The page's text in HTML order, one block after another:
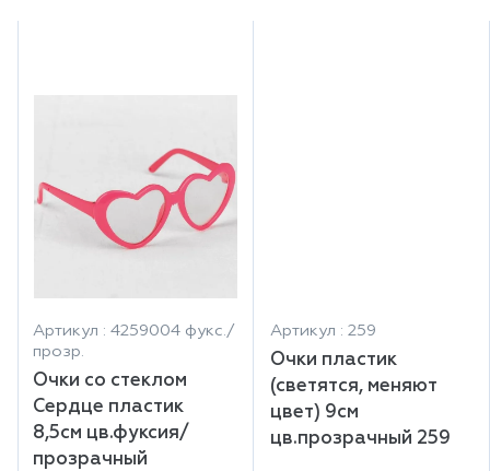
Артикул : 4259004 фукс./
прозр.
Очки со стеклом
Сердце пластик
8,5см цв.фуксия/
прозрачный
Артикул : 259
Очки пластик
(светятся, меняют
цвет) 9см
цв.прозрачный 259